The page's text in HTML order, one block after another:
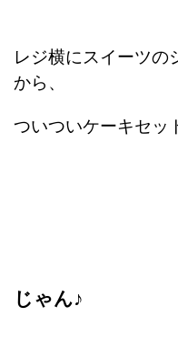
レジ横にスイーツの
から、
ついついケーキセッ
じゃん♪